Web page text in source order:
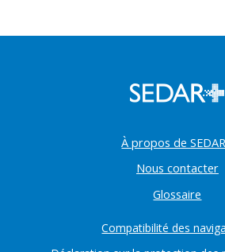
À propos de
Nous contacter
Glossaire
Compatibilité des